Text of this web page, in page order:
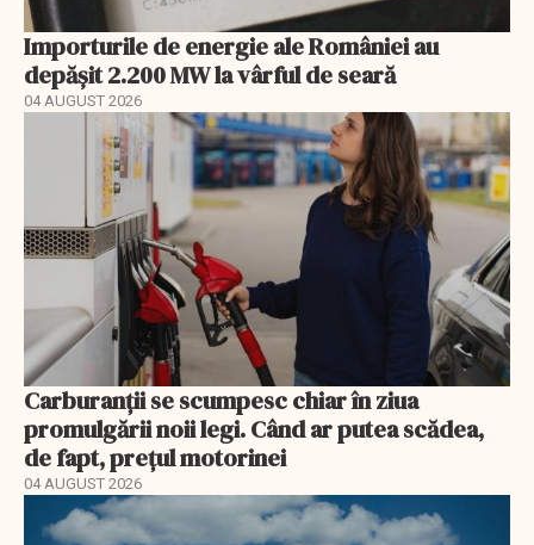
Importurile de energie ale României au
depășit 2.200 MW la vârful de seară
04 AUGUST 2026
Carburanții se scumpesc chiar în ziua
promulgării noii legi. Când ar putea scădea,
de fapt, prețul motorinei
04 AUGUST 2026